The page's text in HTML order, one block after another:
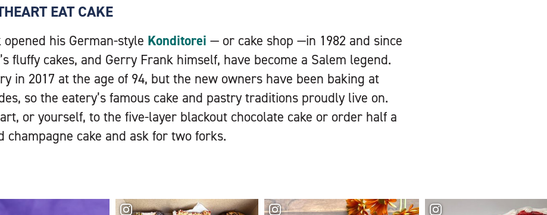
EAT CAKE
his German-style Konditorei — or cake shop —in 1982 and since
fluffy cakes, and Gerry Frank himself, have become a Salem legend.
in 2017 at the age of 94, but the new owners have been baking at
so the eatery’s famous cake and pastry traditions proudly live on.
or yourself, to the five-layer blackout chocolate cake or order half a
champagne cake and ask for two forks.